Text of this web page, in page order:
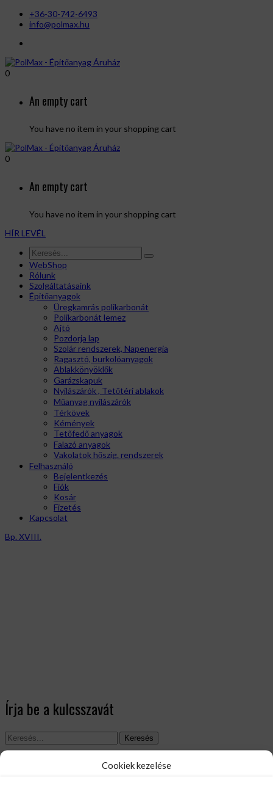
Cookiek kezelése
+36-30-742-6493
info@polmax.hu
0
An empty cart
You have no item in your shopping cart
0
An empty cart
You have no item in your shopping cart
HÍR LEVÉL
WebShop
Rólunk
Szolgáltatásaink
Épitőanyagok
Üregkamrás polikarbonát
Polikarbonát lemez
Ajtó
Pozdorja lap
Szolár rendszerek, Napenergia
Ragasztó, burkolóanyagok
Ablakkönyöklők
Garázskapuk
Nyílászárók , Tetőtéri ablakok
Műanyag nyílászárók
Térkövek
Kémények
Tetőfedő anyagok
Falazó anyagok
Vakolatok hőszig. rendszerek
Felhasználó
Bejelentkezés
Fiók
Kosár
Fizetés
Kapcsolat
Bp. XVIII.
Írja be a kulcsszavát
Keresés